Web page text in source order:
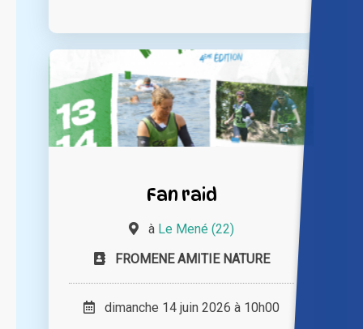
Fan raid
à Le Mené (22)
FROMENE AMITIE NATURE
dimanche 14 juin 2026 à 10h00